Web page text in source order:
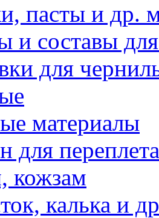
пасты и др.
и составы
для
материалы
для переплета
кожзам
калька и